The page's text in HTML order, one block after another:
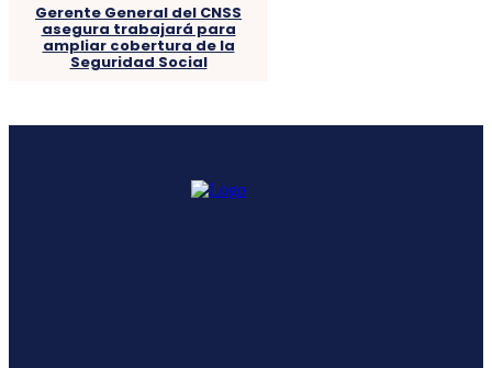
Gerente General del CNSS
asegura trabajará para
ampliar cobertura de la
Seguridad Social